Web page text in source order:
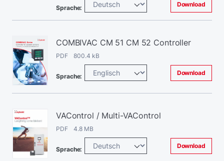
Sprache: Download
COMBIVAC CM 51 CM 52 Controller
PDF 800.4 kB
Sprache: Download
VAControl / Multi-VAControl
PDF 4.8 MB
Sprache: Download